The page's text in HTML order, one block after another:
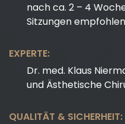
nach ca. 2 – 4
Sitzungen empfohlen
EXPERTE:
Dr. med. Klaus
und Ästhetische
QUALITÄT & SICHERHEIT: